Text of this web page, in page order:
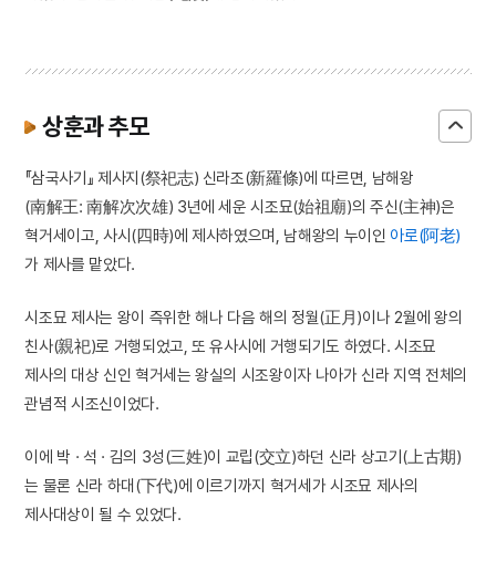
상훈과 추모
『삼국사기』 제사지(祭祀志) 신라조(新羅條)에 따르면, 남해왕
(南解王: 南解次次雄) 3년에 세운 시조묘(始祖廟)의 주신(主神)은
혁거세이고, 사시(四時)에 제사하였으며, 남해왕의 누이인 아로(阿老)
가 제사를 맡았다.
시조묘 제사는 왕이 즉위한 해나 다음 해의 정월(正月)이나 2월에 왕의
친사(親祀)로 거행되었고, 또 유사시에 거행되기도 하였다. 시조묘
제사의 대상 신인 혁거세는 왕실의 시조왕이자 나아가 신라 지역 전체의
관념적 시조신이었다.
이에 박 · 석 · 김의 3성(三姓)이 교립(交立)하던 신라 상고기(上古期)
는 물론 신라 하대(下代)에 이르기까지 혁거세가 시조묘 제사의
제사대상이 될 수 있었다.